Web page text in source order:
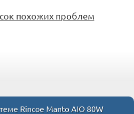
похожих проблем
Rincoe Manto AIO 80W